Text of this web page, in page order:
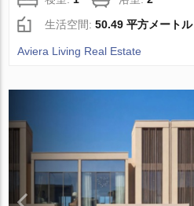
生活空間:50.49 平方メートル
Aviera Living Real Estate